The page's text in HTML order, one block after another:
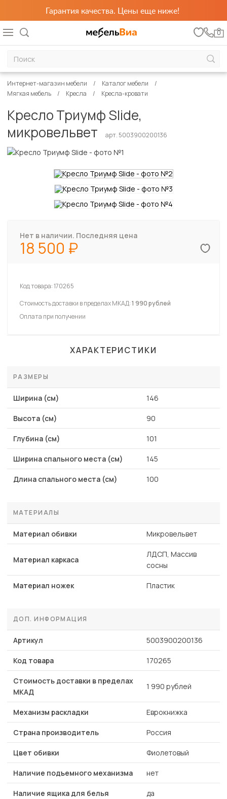
Гарантия качества. Цены еще ниже!
0
Интернет-магазин мебели
Каталог мебели
Мягкая мебель
Кресла Кресла-кровати
Кресло Триумф Slide,
микровельвет
арт. 5003900200136
Нет в наличии. Последняя цена
18 500
Код товара:170265
Стоимость доставки в пределах МКАД:1 990 рублей
Оплата при получении
ХАРАКТЕРИСТИКИ
РАЗМЕРЫ
Ширина (см) 146
Высота (см) 90
Глубина (см) 101
Ширина спального места (см) 145
Длина спального места (см) 100
МАТЕРИАЛЫ
Материал обивки Микровельвет
Материал каркаса
ЛДСП, Массив
сосны
Материал ножек Пластик
ДОП. ИНФОРМАЦИЯ
Артикул 5003900200136
Код товара 170265
Стоимость доставки в пределах
МКАД
1 990 рублей
Механизм раскладки Еврокнижка
Страна производитель Россия
Цвет обивки Фиолетовый
Наличие подъемного механизма нет
Наличие ящика для белья да